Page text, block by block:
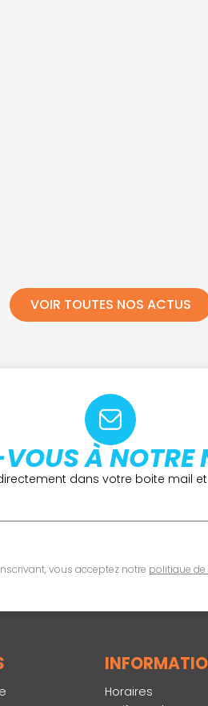
VOIR TOUTES NOS ACTUS
À NOTRE
dans votre boite mail
vous acceptez notre politique
Horaires